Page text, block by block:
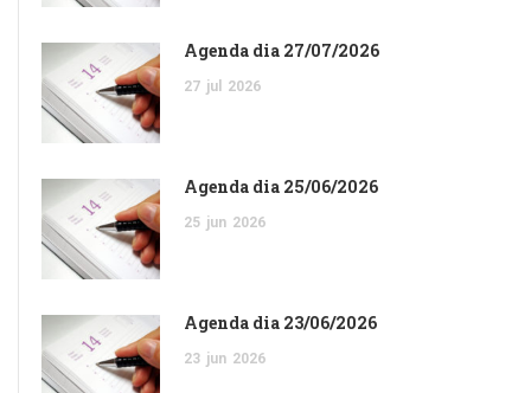
Agenda dia 27/07/2026
27 jul 2026
Agenda dia 25/06/2026
25 jun 2026
Agenda dia 23/06/2026
23 jun 2026